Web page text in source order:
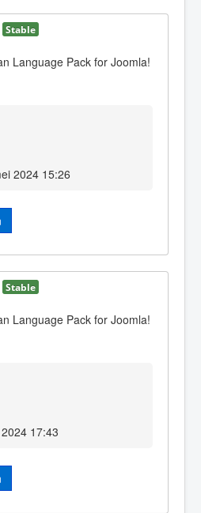
Stable
Language Pack for Joomla!
2024 15:26
Stable
Language Pack for Joomla!
17:43